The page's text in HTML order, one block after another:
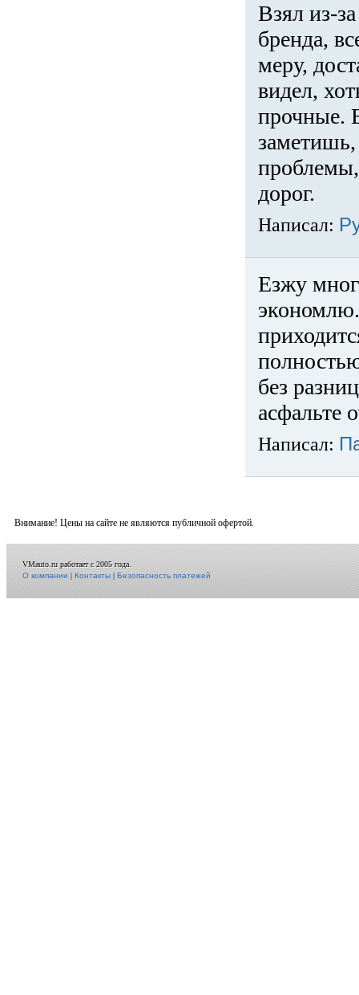
Взял из-
бренда,
меру,
видел,
прочные.
проблемы,
дорог.
Написал:
Езжу
без
асфальте
Написал:
Внимание! Цены на сайте не являются публичной офертой.
VMauto.ru работает с 2005 года.
О компании|Контакты|Безопасность платежей